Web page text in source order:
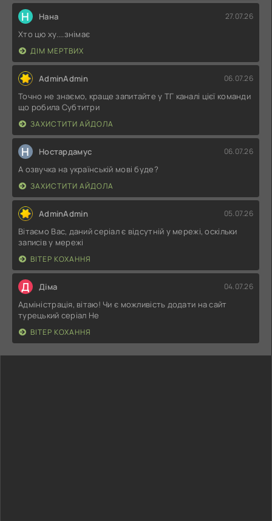
Н Нана 27.07.26
Хто цю ху....знімає
ДІМ МЕРТВИХ
AdminAdmin 06.07.26
Точно не знаємо, краще запитайте у ТГ каналі цієї команди
що робила Субтитри
ЗАХИСТИТИ АЙДОЛА
Н Ностардамус 06.07.26
А озвучка на українській мові буде?
ЗАХИСТИТИ АЙДОЛА
AdminAdmin 05.07.26
Вітаємо Вас, даний серіал є відсутній у мережі, оскільки
записів у мережі
ВІТЕР КОХАННЯ
Д Діма 04.07.26
Адміністрація, вітаю! Чи є можливість додати на сайт
турецький серіал Не
ВІТЕР КОХАННЯ